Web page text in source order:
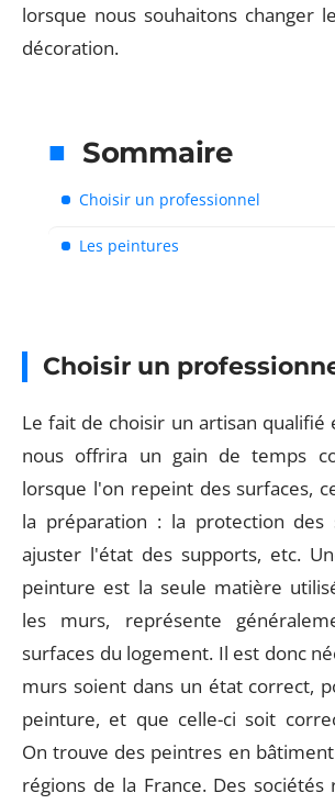
lorsque nous souhaitons changer
décoration.
Sommaire
Choisir un professionnel
Les peintures
Choisir un
Le fait de choisir un artisan qualifié
nous offrira un gain de temps
lorsque l'on repeint des surfaces,
la préparation : la protection des
ajuster l'état des supports, etc.
peinture est la seule matière
les murs, représente
surfaces du logement. Il est donc
murs soient dans un état correct,
peinture, et que celle-ci soit
On trouve des peintres en
régions de la France. Des